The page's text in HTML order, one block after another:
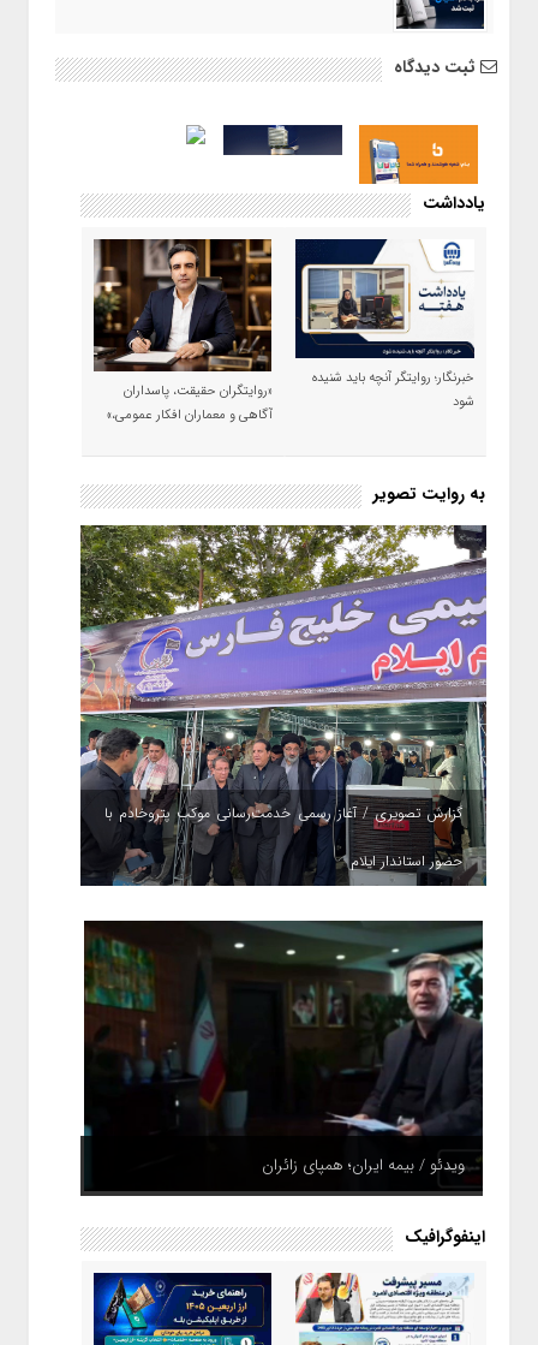
ثبت دیدگاه
یادداشت
خبرنگار؛ روایتگر آنچه باید شنیده
شود
«روایتگران حقیقت، پاسداران
آگاهی و معماران افکار عمومی،»
به روایت تصویر
گزارش تصویری / آغاز رسمی خدمت‌رسانی موکب پتروخادم با
حضور استاندار ایلام
ویدئو / بیمه ایران؛ همپای زائران
اینفوگرافیک